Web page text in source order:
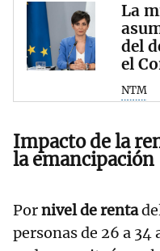
La
del
el
NTM
Impacto de la
la emancipación
Pornivel de renta
personas de 26 a 34